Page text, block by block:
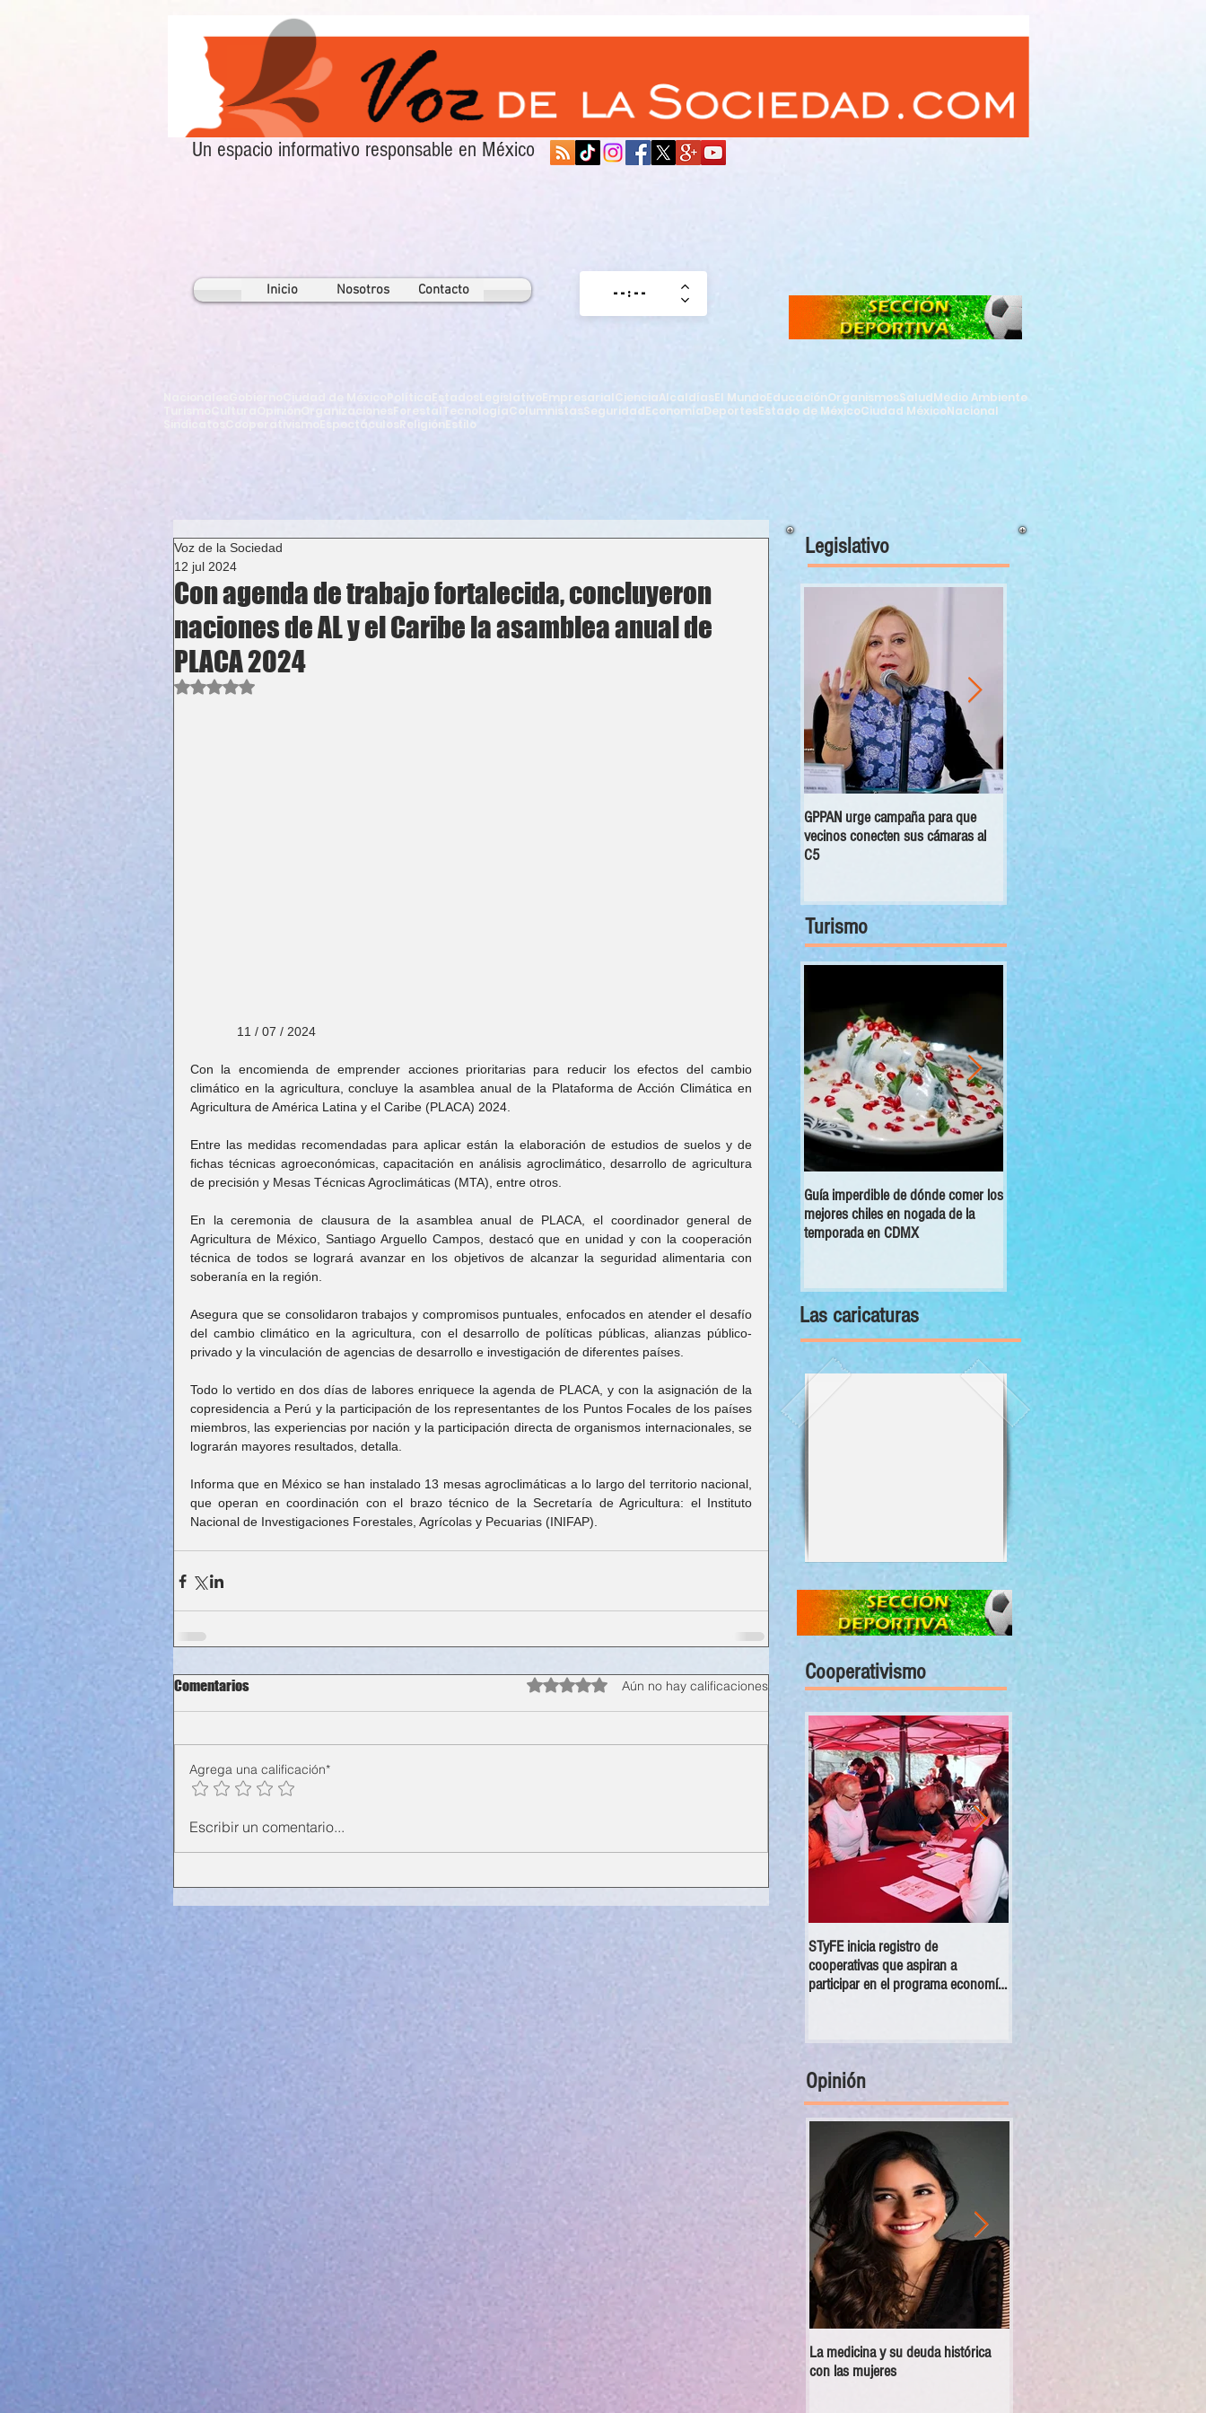
Un espacio informativo responsable en México
Inicio Nosotros Contacto
Estados Legislativo EmpresarialCienciaAlcaldíasEl MundoEducaciónOrganismosSaludMedio Ambiente
Organizaciones Forestal TecnologíaColumnistasSeguridadEconomíaDeportesEstado de MéxicoCiudad MéxicoNacional
Sindicatos
Cooperativismo Espectáculos Religión Estilo
Con agenda de trabajo fortalecida, concluyeron
naciones de AL y el Caribe la asamblea anual de
PLACA 2024
Voz de la Sociedad
12 jul 2024
Obtuvo NaN de 5 estrellas.
             11 / 07 / 2024
Con la encomienda de emprender acciones prioritarias para reducir los efectos del cambio
climático en la agricultura, concluye la asamblea anual de la Plataforma de Acción Climática en
Agricultura de América Latina y el Caribe (PLACA) 2024.
Entre las medidas recomendadas para aplicar están la elaboración de estudios de suelos y de
fichas técnicas agroeconómicas, capacitación en análisis agroclimático, desarrollo de agricultura
de precisión y Mesas Técnicas Agroclimáticas (MTA), entre otros.
En la ceremonia de clausura de la asamblea anual de PLACA, el coordinador general de
Agricultura de México, Santiago Arguello Campos, destacó que en unidad y con la cooperación
técnica de todos se logrará avanzar en los objetivos de alcanzar la seguridad alimentaria con
soberanía en la región.
Asegura que se consolidaron trabajos y compromisos puntuales, enfocados en atender el desafío
del cambio climático en la agricultura, con el desarrollo de políticas públicas, alianzas público-
privado y la vinculación de agencias de desarrollo e investigación de diferentes países.
Todo lo vertido en dos días de labores enriquece la agenda de PLACA, y con la asignación de la
copresidencia a Perú y la participación de los representantes de los Puntos Focales de los países
miembros, las experiencias por nación y la participación directa de organismos internacionales, se
lograrán mayores resultados, detalla.
Informa que en México se han instalado 13 mesas agroclimáticas a lo largo del territorio nacional,
que operan en coordinación con el brazo técnico de la Secretaría de Agricultura: el Instituto
Nacional de Investigaciones Forestales, Agrícolas y Pecuarias (INIFAP).
Comentarios Obtuvo 0 de 5 estrellas.Aún no hay calificaciones
Agrega una calificación*
Escribir un comentario...
Legislativo
GPPAN urge campaña para que
vecinos conecten sus cámaras al
C5
CDMX fue la mejor sede
gobierno presentaron resultados
del mundial al Congreso capitalino
Turismo
Guía imperdible de dónde comer los
mejores chiles en nogada de la
temporada en CDMX
Las caricaturas
Cooperativismo
STyFE inicia registro de
cooperativas que aspiran a
participar en el programa economía
Opinión
La medicina y su deuda histórica
con las mujeres